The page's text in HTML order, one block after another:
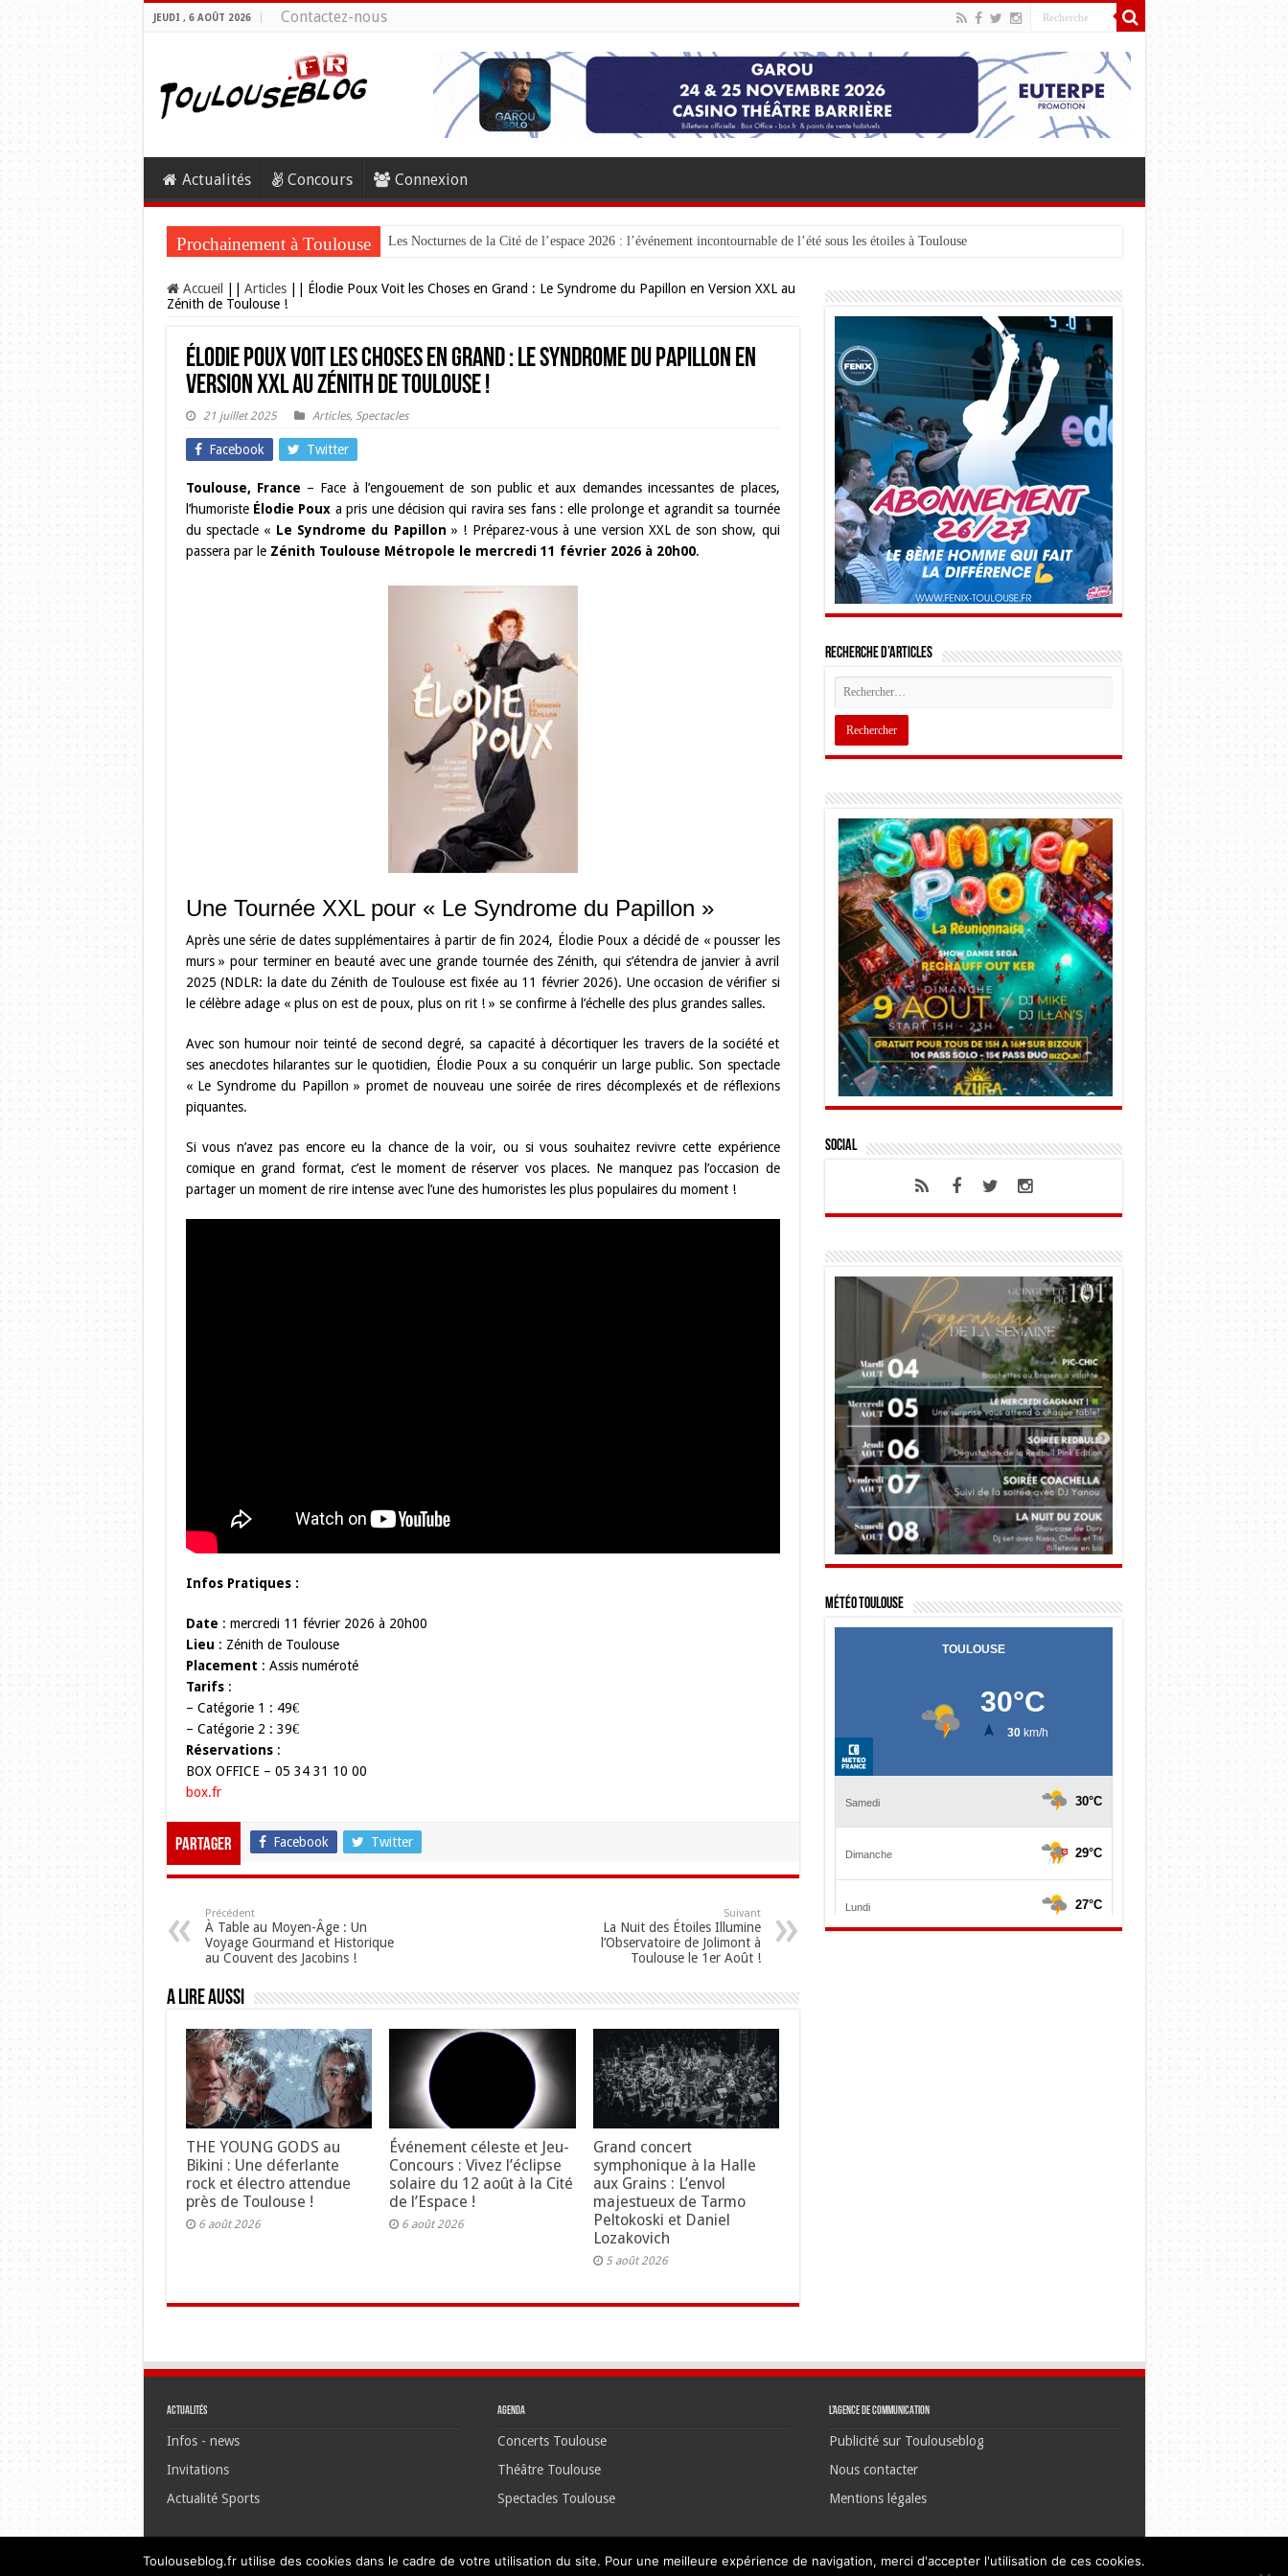
JEUDI , 6 AOÛT 2026 Contactez-nous
Actualités Concours Connexion
Prochainement à Toulouse Les Nocturnes de la Cité de l’espace 2026 : l’événement incontournable de l’été sous les étoiles à Toulouse
Accueil Articles
Élodie Poux Voit les Choses en Grand : Le Syndrome du Papillon en Version XXL au
Zénith de Toulouse !
Élodie Poux Voit les Choses en Grand : Le Syndrome du Papillon en
Version XXL au Zénith de Toulouse !
21 juillet 2025 Articles, Spectacles
Facebook Twitter
Toulouse, France – Face à l’engouement de son public et aux demandes incessantes de places,
l’humoriste Élodie Poux a pris une décision qui ravira ses fans : elle prolonge et agrandit sa tournée
du spectacle « Le Syndrome du Papillon » ! Préparez-vous à une version XXL de son show, qui
passera par le Zénith Toulouse Métropole le mercredi 11 février 2026 à 20h00.
Une Tournée XXL pour « Le Syndrome du Papillon »
Après une série de dates supplémentaires à partir de fin 2024, Élodie Poux a décidé de « pousser les
murs » pour terminer en beauté avec une grande tournée des Zénith, qui s’étendra de janvier à avril
2025 (NDLR: la date du Zénith de Toulouse est fixée au 11 février 2026). Une occasion de vérifier si
le célèbre adage « plus on est de poux, plus on rit ! » se confirme à l’échelle des plus grandes salles.
Avec son humour noir teinté de second degré, sa capacité à décortiquer les travers de la société et
ses anecdotes hilarantes sur le quotidien, Élodie Poux a su conquérir un large public. Son spectacle
« Le Syndrome du Papillon » promet de nouveau une soirée de rires décomplexés et de réflexions
piquantes.
Si vous n’avez pas encore eu la chance de la voir, ou si vous souhaitez revivre cette expérience
comique en grand format, c’est le moment de réserver vos places. Ne manquez pas l’occasion de
partager un moment de rire intense avec l’une des humoristes les plus populaires du moment !
Infos Pratiques :
Date : mercredi 11 février 2026 à 20h00
Lieu : Zénith de Toulouse
Placement : Assis numéroté
Tarifs:
– Catégorie 1 : 49€
– Catégorie 2 : 39€
Réservations:
BOX OFFICE – 05 34 31 10 00
box.fr
Partager Facebook Twitter
Précédent
À Table au Moyen-Âge : Un
Voyage Gourmand et Historique
au Couvent des Jacobins !
Suivant
La Nuit des Étoiles Illumine
l’Observatoire de Jolimont à
Toulouse le 1er Août !
A lire aussi
THE YOUNG GODS au
Bikini : Une déferlante
rock et électro attendue
près de Toulouse !
6 août 2026
Événement céleste et Jeu-
Concours : Vivez l’éclipse
solaire du 12 août à la Cité
de l’Espace !
6 août 2026
Grand concert
symphonique à la Halle
aux Grains : L’envol
majestueux de Tarmo
Peltokoski et Daniel
Lozakovich
5 août 2026
Recherche d’articles
Social
Météo Toulouse
Actualités
Infos - news
Invitations
Actualité Sports
Agenda
Concerts Toulouse
Théâtre Toulouse
Spectacles Toulouse
L’agence de communication
Publicité sur Toulouseblog
Nous contacter
Mentions légales
Toulouseblog.fr utilise des cookies dans le cadre de votre utilisation du site. Pour une meilleure expérience de navigation, merci d'accepter l'utilisation de ces cookies.